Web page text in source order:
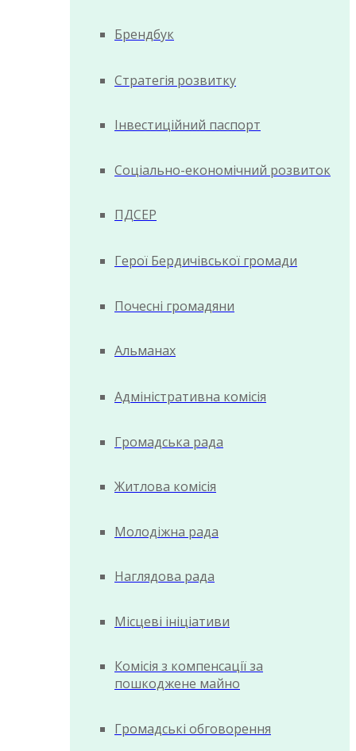
Брендбук
Стратегія розвитку
Інвестиційний паспорт
Соціально-економічний розвиток
ПДСЕР
Герої Бердичівської громади
Почесні громадяни
Альманах
Адміністративна комісія
Громадська рада
Житлова комісія
Молодіжна рада
Наглядова рада
Місцеві ініціативи
Комісія з компенсації за
пошкоджене майно
Громадські обговорення